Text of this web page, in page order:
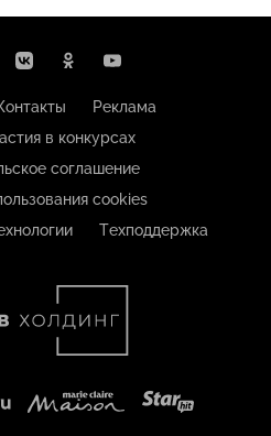
Реклама
в конкурсах
соглашение
cookies
Техподдержка